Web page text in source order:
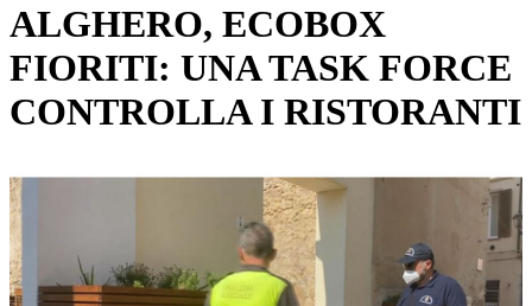
ALGHERO, ECOBOX
FIORITI: UNA TASK FORCE
CONTROLLA I RISTORANTI